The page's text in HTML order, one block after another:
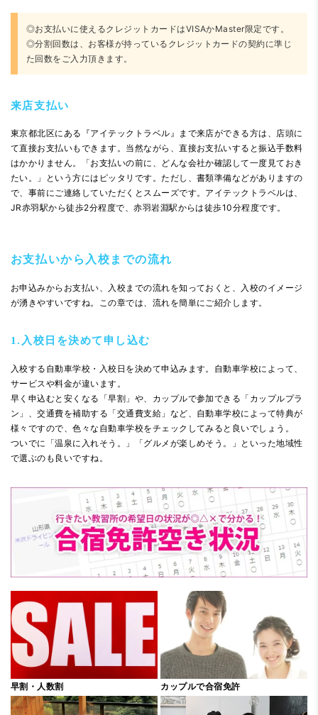
◎お支払いに使えるクレジットカードはVISAかMaster限定です。
◎分割回数は、お客様が持っているクレジットカードの契約に準じ
た回数をご入力頂きます。
来店支払い
東京都北区にある『アイテックトラベル』まで来店ができる方は、店頭に
て直接お支払いもできます。当然ながら、直接お支払いすると振込手数料
はかかりません。「お支払いの前に、どんな会社か確認して一度見ておき
たい。」という方にはピッタリです。ただし、書類準備などがありますの
で、事前にご連絡していただくとスムーズです。アイテックトラベルは、
JR赤羽駅から徒歩2分程度で、赤羽岩淵駅からは徒歩10分程度です。
お支払いから入校までの流れ
お申込みからお支払い、入校までの流れを知っておくと、入校のイメージ
が湧きやすいですね。この章では、流れを簡単にご紹介します。
1.入校日を決めて申し込む
入校する自動車学校・入校日を決めて申込みます。自動車学校によって、
サービスや料金が違います。
早く申込むと安くなる「早割」や、カップルで参加できる「カップルプラ
ン」、交通費を補助する「交通費支給」など、自動車学校によって特典が
様々ですので、色々な自動車学校をチェックしてみると良いでしょう。
ついでに「温泉に入れそう。」「グルメが楽しめそう。」といった地域性
で選ぶのも良いですね。
早割・人数割 カップルで合宿免許